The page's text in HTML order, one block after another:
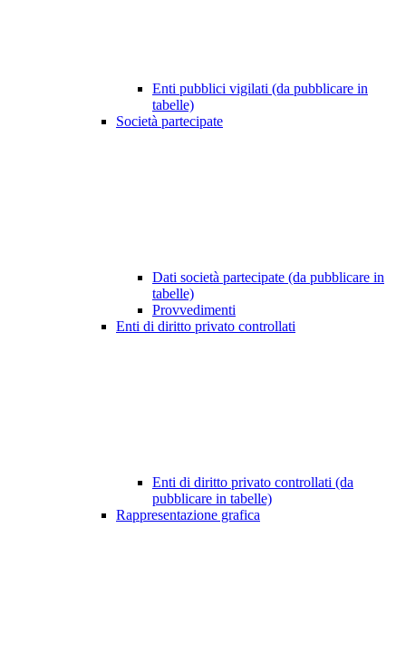
Enti pubblici vigilati (da pubblicare in
tabelle)
Società partecipate
Dati società partecipate (da pubblicare in
tabelle)
Provvedimenti
Enti di diritto privato controllati
Enti di diritto privato controllati (da
pubblicare in tabelle)
Rappresentazione grafica